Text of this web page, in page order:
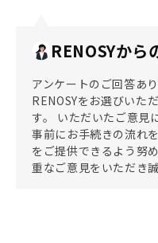
RENOSYから
アンケートのご回答あ
RENOSYをお選びいた
す。 いただいたご意見
事前にお手続きの流れ
をご提供できるよう努
重なご意見をいただき